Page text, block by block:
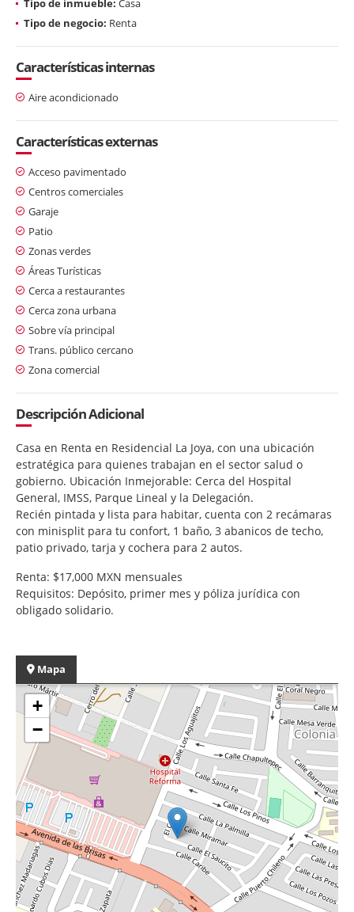
Tipo de inmueble: Casa
Tipo de negocio: Renta
Características internas
Aire acondicionado
Características externas
Acceso pavimentado
Centros comerciales
Garaje
Patio
Zonas verdes
Áreas Turísticas
Cerca a restaurantes
Cerca zona urbana
Sobre vía principal
Trans. público cercano
Zona comercial
Descripción Adicional
Casa en Renta en Residencial La Joya, con una ubicación
estratégica para quienes trabajan en el sector salud o
gobierno. Ubicación Inmejorable: Cerca del Hospital
General, IMSS, Parque Lineal y la Delegación.
Recién pintada y lista para habitar, cuenta con 2 recámaras
con minisplit para tu confort, 1 baño, 3 abanicos de techo,
patio privado, tarja y cochera para 2 autos.
Renta: $17,000 MXN mensuales
Requisitos: Depósito, primer mes y póliza jurídica con
obligado solidario.
Mapa
+
−